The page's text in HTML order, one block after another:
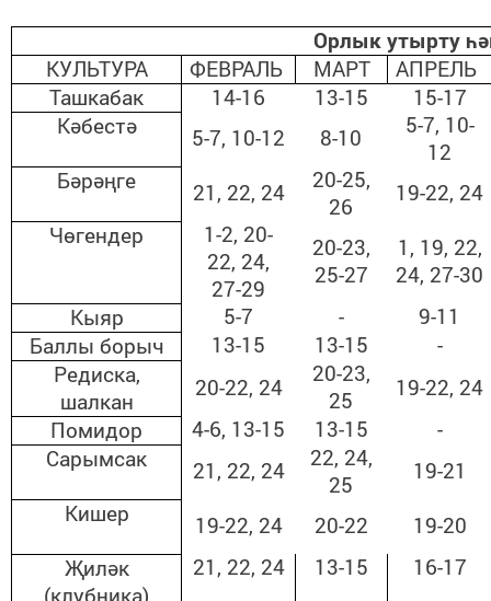
Орлык утырту
КУЛЬТУРА
ФЕВРАЛЬ МАРТ
АПРЕЛЬ
Ташкабак
14-16 13-15
15-17
Кәбестә
5-7, 10-12 8-10
5-7, 10-
12
Бәрәңге
21, 22, 24
20-25,
26
19-22, 24
Чөгендер
1-2, 20-
22, 24,
27-29
20-23,
25-27
1, 19, 22,
24, 27-30
Кыяр
5-7 -
9-11
Баллы борыч
13-15 13-15
-
Редиска,
шалкан
20-22, 24
20-23,
25
19-22, 24
Помидор
4-6, 13-15 13-15
-
Сарымсак
21, 22, 24
22, 24,
25
19-21
Кишер
19-22, 24 20-22
19-20
Җиләк
(клубника)
21, 22, 24 13-15 16-17